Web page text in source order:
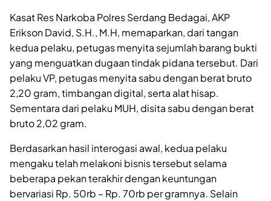
Kasat Res Narkoba Polres Serdang Bedagai, AKP
Erikson David, S.H., M.H, memaparkan, dari tangan
kedua pelaku, petugas menyita sejumlah barang bukti
yang menguatkan dugaan tindak pidana tersebut. Dari
pelaku VP, petugas menyita sabu dengan berat bruto
2,20 gram, timbangan digital, serta alat hisap.
Sementara dari pelaku MUH, disita sabu dengan berat
bruto 2,02 gram.
Berdasarkan hasil interogasi awal, kedua pelaku
mengaku telah melakoni bisnis tersebut selama
beberapa pekan terakhir dengan keuntungan
bervariasi Rp. 50rb – Rp. 70rb per gramnya. Selain